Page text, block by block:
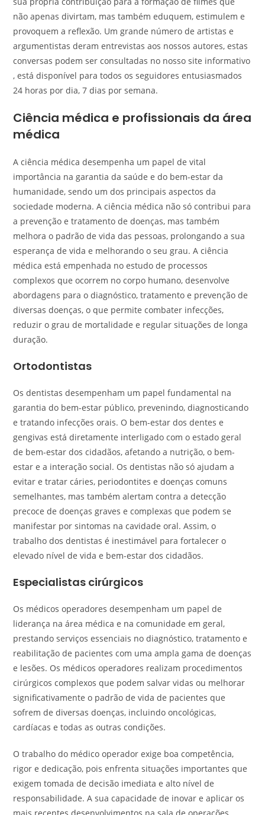
não apenas divirtam, mas também eduquem, estimulem e
provoquem a reflexão. Um grande número de artistas e
argumentistas deram entrevistas aos nossos autores, estas
conversas podem ser consultadas no nosso site informativo
, está disponível para todos os seguidores entusiasmados
24 horas por dia, 7 dias por semana.
Ciência médica e profissionais da área
médica
A ciência médica desempenha um papel de vital
importância na garantia da saúde e do bem-estar da
humanidade, sendo um dos principais aspectos da
sociedade moderna. A ciência médica não só contribui para
a prevenção e tratamento de doenças, mas também
melhora o padrão de vida das pessoas, prolongando a sua
esperança de vida e melhorando o seu grau. A ciência
médica está empenhada no estudo de processos
complexos que ocorrem no corpo humano, desenvolve
abordagens para o diagnóstico, tratamento e prevenção de
diversas doenças, o que permite combater infecções,
reduzir o grau de mortalidade e regular situações de longa
duração.
Ortodontistas
Os dentistas desempenham um papel fundamental na
garantia do bem-estar público, prevenindo, diagnosticando
e tratando infecções orais. O bem-estar dos dentes e
gengivas está diretamente interligado com o estado geral
de bem-estar dos cidadãos, afetando a nutrição, o bem-
estar e a interação social. Os dentistas não só ajudam a
evitar e tratar cáries, periodontites e doenças comuns
semelhantes, mas também alertam contra a detecção
precoce de doenças graves e complexas que podem se
manifestar por sintomas na cavidade oral. Assim, o
trabalho dos dentistas é inestimável para fortalecer o
elevado nível de vida e bem-estar dos cidadãos.
Especialistas cirúrgicos
Os médicos operadores desempenham um papel de
liderança na área médica e na comunidade em geral,
prestando serviços essenciais no diagnóstico, tratamento e
reabilitação de pacientes com uma ampla gama de doenças
e lesões. Os médicos operadores realizam procedimentos
cirúrgicos complexos que podem salvar vidas ou melhorar
significativamente o padrão de vida de pacientes que
sofrem de diversas doenças, incluindo oncológicas,
cardíacas e todas as outras condições.
O trabalho do médico operador exige boa competência,
rigor e dedicação, pois enfrenta situações importantes que
exigem tomada de decisão imediata e alto nível de
responsabilidade. A sua capacidade de inovar e aplicar os